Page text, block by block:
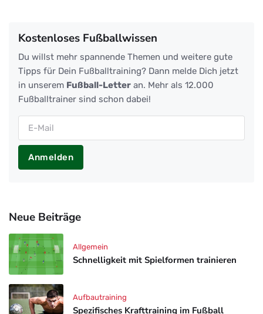
Kostenloses Fußballwissen
Du willst mehr spannende Themen und weitere gute
Tipps für Dein Fußballtraining? Dann melde Dich jetzt
in unserem Fußball-Letter an. Mehr als 12.000
Fußballtrainer sind schon dabei!
Anmelden
Neue Beiträge
Schnelligkeit mit Spielformen trainieren
Allgemein
Spezifisches Krafttraining im Fußball
Aufbautraining